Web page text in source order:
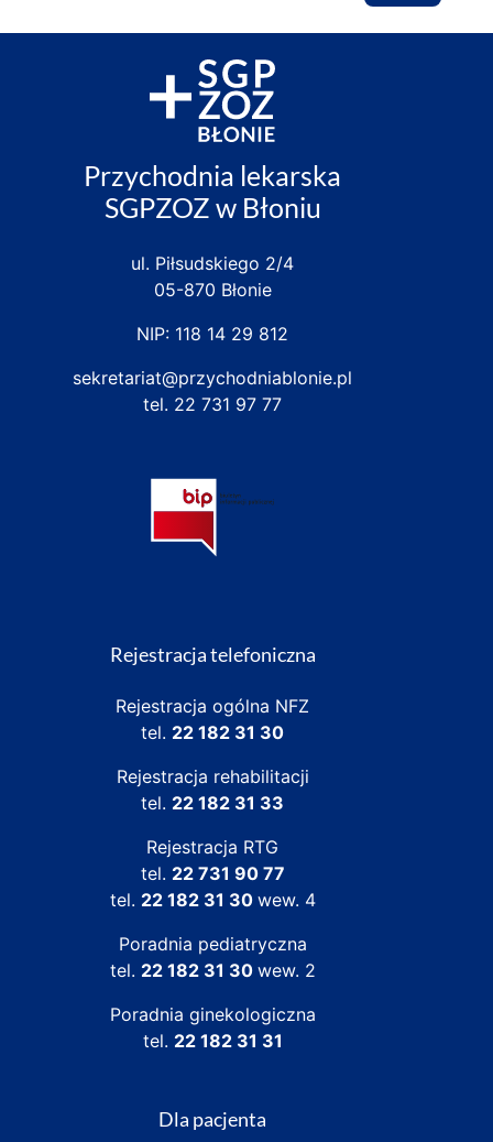
Przychodnia lekarska
SGPZOZ w Błoniu
ul. Piłsudskiego 2/4
05-870 Błonie
NIP: 118 14 29 812
sekretariat@przychodniablonie.pl
tel. 22 731 97 77
Rejestracja telefoniczna
Rejestracja ogólna NFZ
tel. 22 182 31 30
Rejestracja rehabilitacji
tel. 22 182 31 33
Rejestracja RTG
tel. 22 731 90 77
tel. 22 182 31 30 wew. 4
Poradnia pediatryczna
tel. 22 182 31 30 wew. 2
Poradnia ginekologiczna
tel. 22 182 31 31
Dla pacjenta